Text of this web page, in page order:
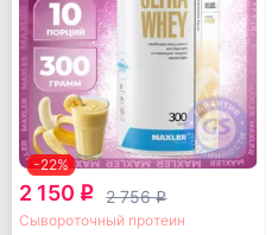
-22%
2 150 q 2 756q
Сывороточный протеин